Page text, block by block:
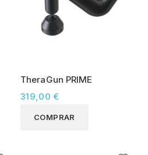
TheraGun PRIME
319,00 €
COMPRAR